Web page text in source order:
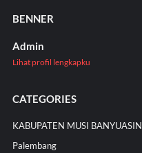
BENNER
Admin
Lihat profil lengkapku
CATEGORIES
KABUPATEN MUSI BANYUASIN
Palembang